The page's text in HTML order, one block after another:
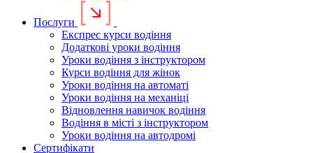
Послуги
Експрес курси водіння
Додаткові уроки водіння
Уроки водіння з інструктором
Курси водіння для жінок
Уроки водіння на автоматі
Уроки водіння на механіці
Відновлення навичок водіння
Водіння в місті з інструктором
Уроки водіння на автодромі
Сертифікати